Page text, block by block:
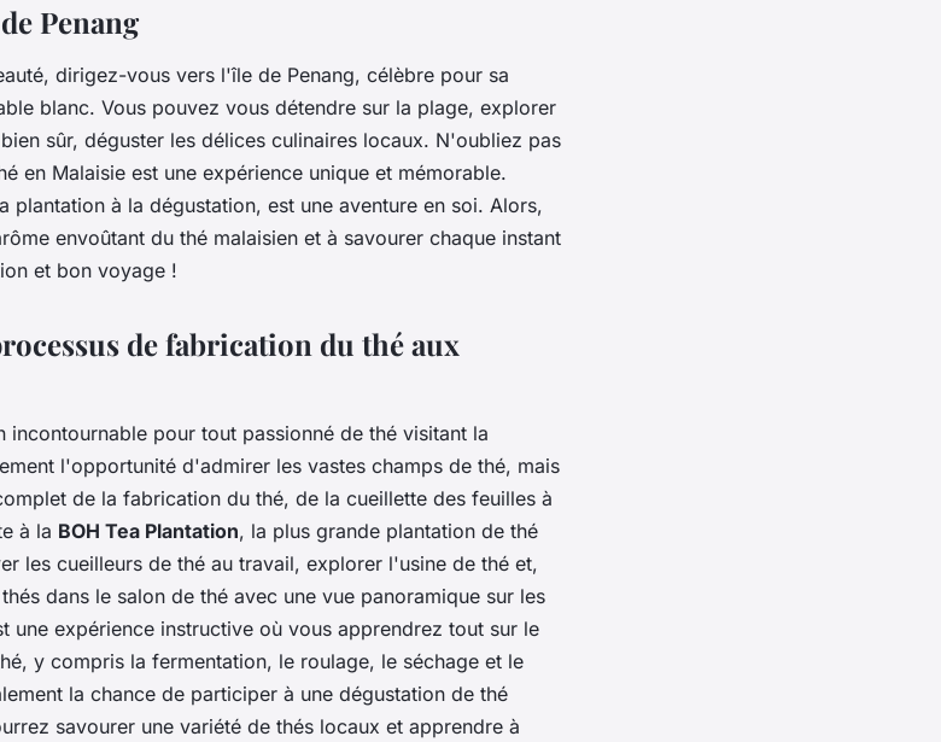
Penang
dirigez-vous vers l'île de Penang, célèbre pour sa
blanc. Vous pouvez vous détendre sur la plage, explorer
sûr, déguster les délices culinaires locaux. N'oubliez pas
en Malaisie est une expérience unique et mémorable.
plantation à la dégustation, est une aventure en soi. Alors,
envoûtant du thé malaisien et à savourer chaque instant
et bon voyage !
de fabrication du thé aux
incontournable pour tout passionné de thé visitant la
l'opportunité d'admirer les vastes champs de thé, mais
de la fabrication du thé, de la cueillette des feuilles à
à la BOH Tea Plantation, la plus grande plantation de thé
les cueilleurs de thé au travail, explorer l'usine de thé et,
dans le salon de thé avec une vue panoramique sur les
une expérience instructive où vous apprendrez tout sur le
y compris la fermentation, le roulage, le séchage et le
la chance de participer à une dégustation de thé
savourer une variété de thés locaux et apprendre à